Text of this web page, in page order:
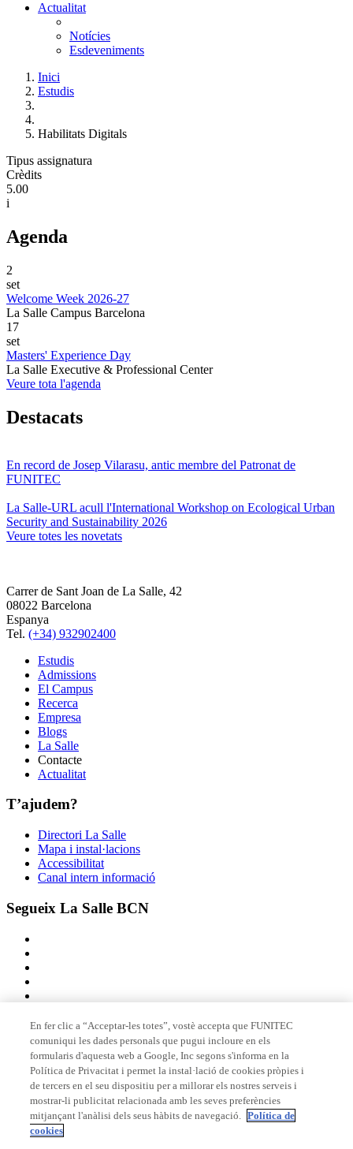
Actualitat
Notícies
Esdeveniments
Inici
Estudis
Habilitats Digitals
Tipus assignatura
Crèdits
5.00
i
Agenda
2
set
Welcome Week 2026-27
La Salle Campus Barcelona
17
set
Masters' Experience Day
La Salle Executive & Professional Center
Veure tota l'agenda
Destacats
En record de Josep Vilarasu, antic membre del Patronat de
FUNITEC
La Salle-URL acull l'International Workshop on Ecological Urban
Security and Sustainability 2026
Veure totes les novetats
Carrer de Sant Joan de La Salle, 42
08022 Barcelona
Espanya
Tel. (+34) 932902400
Estudis
Admissions
El Campus
Recerca
Empresa
Blogs
La Salle
Contacte
Actualitat
T’ajudem?
Directori La Salle
Mapa i instal·lacions
Accessibilitat
Canal intern informació
Segueix La Salle BCN
Membre de
Acreditacions
En fer clic a “Acceptar-les totes”, vostè accepta que FUNITEC
comuniqui les dades personals que pugui incloure en els
formularis d'aquesta web a Google, Inc segons s'informa en la
Política de Privacitat i permet la instal·lació de cookies pròpies i
de tercers en el seu dispositiu per a millorar els nostres serveis i
mostrar-li publicitat relacionada amb les seves preferències
mitjançant l'anàlisi dels seus hàbits de navegació. Política de
cookies